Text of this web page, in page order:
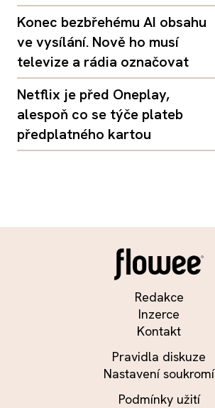
Konec bezbřehému AI obsahu
ve vysílání. Nově ho musí
televize a rádia označovat
Netflix je před Oneplay,
alespoň co se týče plateb
předplatného kartou
Redakce
Inzerce
Kontakt
Pravidla diskuze
Nastavení soukromí
Podmínky užití